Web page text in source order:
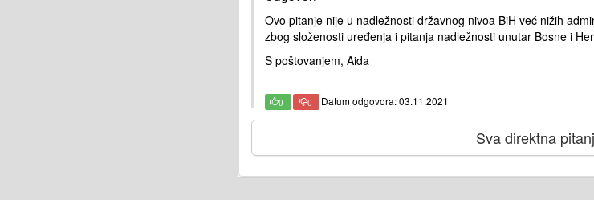
Ovo pitanje nije u nadležnosti državnog nivoa BiH već nižih
zbog složenosti uređenja i pitanja nadležnosti unutar Bosne i
S poštovanjem, Aida
0 0 Datum odgovora: 03.11.2021
Sva direktna